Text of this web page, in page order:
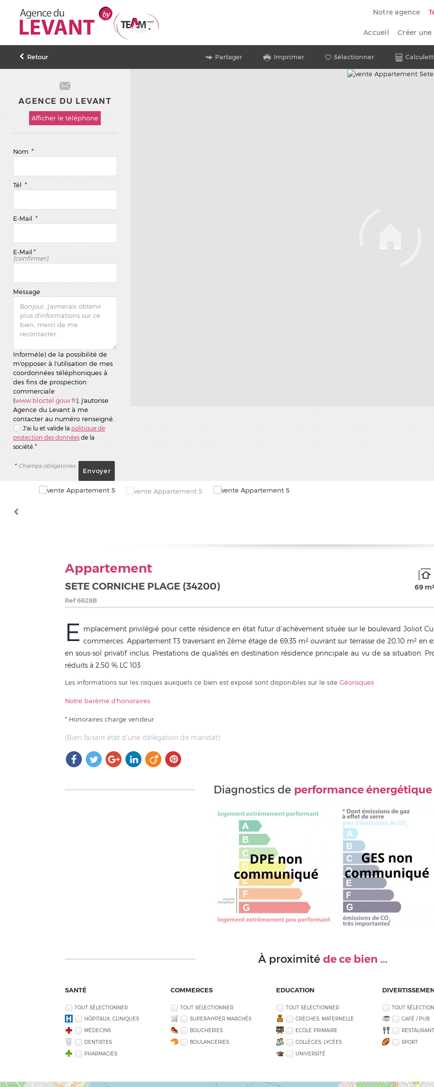
Notre agence
Accueil Créer
Retour Partager Imprimer Sélectionner
AGENCE DU LEVANT
Afficher le téléphone
Nom *
Tél *
E-Mail *
E-Mail*
(confirmer)
Message
Informé(e) de la possibilité de
m'opposer à l'utilisation de mes
coordonnées téléphoniques à
des fins de prospection
commerciale
(www.bloctel.gouv.fr), j'autorise
Agence du Levant à me
contacter au numéro renseigné.
J'ai lu et valide la politique de
protection des données de la
société.*
* Champs obligatoires
Appartement
SETE CORNICHE PLAGE (34200)
Ref6628B
69 m²
E mplacement privilégié pour cette résidence en état futur d'achèvement située sur le boulevard Joliot
commerces. Appartement T3 traversant en 2ème étage de 69,35 m² ouvrant sur terrasse de 20,10 m² en
en sous-sol privatif inclus. Prestations de qualités en destination résidence principale au vu de sa situation.
réduits à 2,50 % LC 103
Les informations sur les risques auxquels ce bien est exposé sont disponibles sur le siteGéorisques
Notre barème d'honoraires
* Honoraires charge vendeur.
(Bien faisant état d'une délégation de mandat)
Diagnostics de performance énergétique
À proximitéde ce bien ...
SANTÉ
TOUT SÉLECTIONNER
HÔPITAUX, CLINIQUES
MÉDECINS
DENTISTES
PHARMACIES
COMMERCES
TOUT SÉLECTIONNER
SUPER/HYPER MARCHÉS
BOUCHERIES
BOULANGERIES
EDUCATION
TOUT SÉLECTIONNER
CRÈCHES, MATERNELLE
ECOLE PRIMAIRE
COLLÈGES, LYCÉES
UNIVERSITÉ
TOUT
CAFÉ / PUB
SPORT